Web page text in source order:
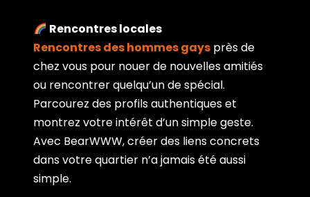
Rencontres locales
Rencontres des hommes gays près de
chez vous pour nouer de nouvelles amitiés
ou rencontrer quelqu’un de spécial.
Parcourez des profils authentiques et
montrez votre intérêt d’un simple geste.
Avec BearWWW, créer des liens concrets
dans votre quartier n’a jamais été aussi
simple.